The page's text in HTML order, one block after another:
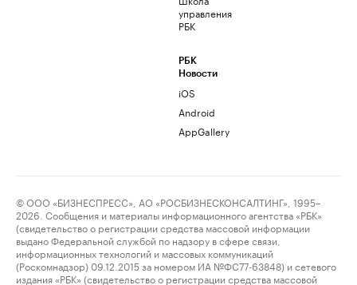
управления
РБК
РБК
Новости
iOS
Android
AppGallery
© ООО «БИЗНЕСПРЕСС», АО «РОСБИЗНЕСКОНСАЛТИНГ», 1995–
2026. Сообщения и материалы информационного агентства «РБК»
(свидетельство о регистрации средства массовой информации
выдано Федеральной службой по надзору в сфере связи,
информационных технологий и массовых коммуникаций
(Роскомнадзор) 09.12.2015 за номером ИА №ФС77-63848) и сетевого
издания «РБК» (свидетельство о регистрации средства массовой